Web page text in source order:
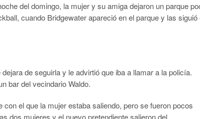
del domingo, la mujer y su amiga dejaron un parque
cuando Bridgewater apareció en el parque y las siguió
de seguirla y le advirtió que iba a llamar a la policía.
bar del vecindario Waldo.
el que la mujer estaba saliendo, pero se fueron pocos
dos mujeres y el nuevo pretendiente salieron del